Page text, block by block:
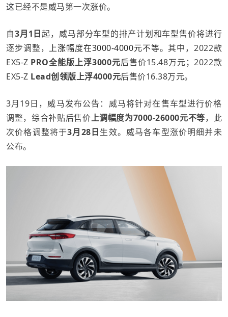
这已经不是威马第一次涨价。
自3月1日起，威马部分车型的排产计划和车型售价将进行
逐步调整， 上涨幅度在3000-4000元不等。其中，2022款
EX5-Z PRO全能版上浮3000元后售价15.48万元；2022款
EX5-Z Lead创领版上浮4000元后售价16.38万元。
3月19日，威马发布公告：威马将针对在售车型进行价格
调整，综合补贴后售价上调幅度为7000-26000元不等，此
次价格调整将于3月28日生效。威马各车型涨价明细并未
公布。